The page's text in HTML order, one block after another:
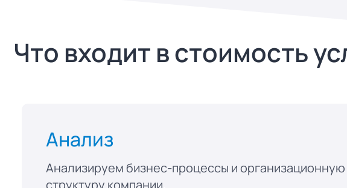
Что входит в стоимость
Анализ
Анализируем бизнес-процессы и организационную
структуру компании.